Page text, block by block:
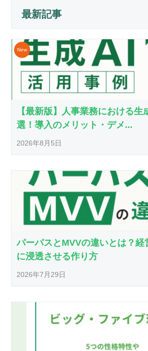
最新記事
【最新版】人事業務における
選！導入のメリット・デメ...
2026年8月5日
パーパスとMVVの違いとは？経
に浸透させる作り方
2026年7月29日